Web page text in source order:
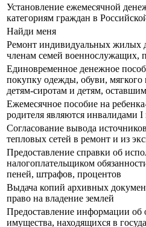
Установление ежемесячной
категориям граждан в
Найди меня
Ремонт индивидуальных жилых
членам семей военнослужащих,
Единовременное денежное
покупку одежды, обуви, мягкого
детям-сиротам и детям,
Ежемесячное пособие на
родителя являются инвалидами
Согласование вывода
тепловых сетей в ремонт и из
Предоставление справки об
налогоплательщиком
пеней, штрафов, процентов
Выдача копий архивных
право на владение землей
Предоставление информации об
имущества, находящихся в